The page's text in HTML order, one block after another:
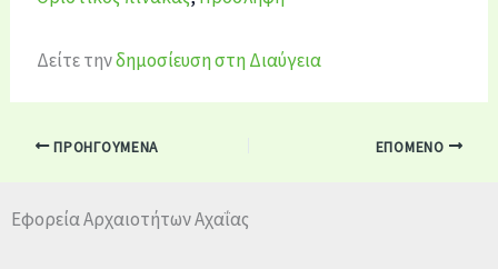
Δείτε τηνδημοσίευση στη Διαύγεια
ΠΡΟΗΓΟΎΜΕΝΑ ΕΠΌΜΕΝΟ
Εφορεία Αρχαιοτήτων Αχαΐας